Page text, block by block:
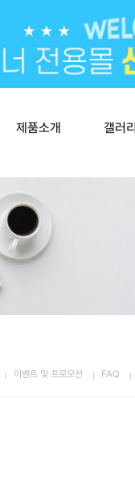
제품소개 갤러리
이벤트 및 프로모션 FAQ